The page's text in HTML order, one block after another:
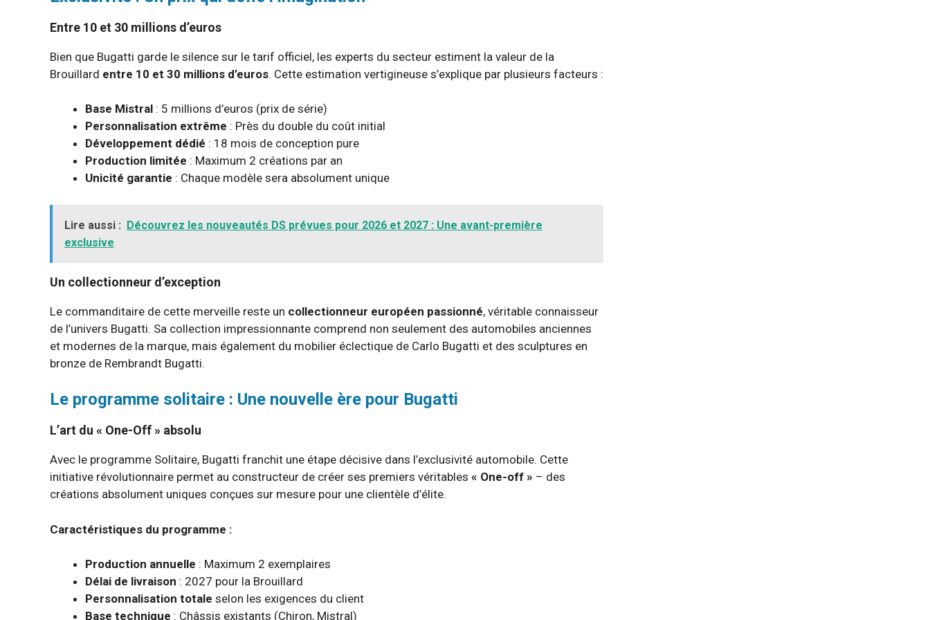
Entre 10 et 30 millions d’euros
Bien que Bugatti garde le silence sur le tarif officiel, les experts du secteur estiment la valeur de la
Brouillard entre 10 et 30 millions d’euros. Cette estimation vertigineuse s’explique par plusieurs facteurs :
Base Mistral : 5 millions d’euros (prix de série)
Personnalisation extrême : Près du double du coût initial
Développement dédié : 18 mois de conception pure
Production limitée : Maximum 2 créations par an
Unicité garantie : Chaque modèle sera absolument unique
Lire aussi : Découvrez les nouveautés DS prévues pour 2026 et 2027 : Une avant-première
exclusive
Un collectionneur d’exception
Le commanditaire de cette merveille reste un collectionneur européen passionné, véritable connaisseur
de l’univers Bugatti. Sa collection impressionnante comprend non seulement des automobiles anciennes
et modernes de la marque, mais également du mobilier éclectique de Carlo Bugatti et des sculptures en
bronze de Rembrandt Bugatti.
Le programme solitaire : Une nouvelle ère pour Bugatti
L’art du « One-Off » absolu
Avec le programme Solitaire, Bugatti franchit une étape décisive dans l’exclusivité automobile. Cette
initiative révolutionnaire permet au constructeur de créer ses premiers véritables « One-off » – des
créations absolument uniques conçues sur mesure pour une clientèle d’élite.
Caractéristiques du programme :
Production annuelle : Maximum 2 exemplaires
Délai de livraison : 2027 pour la Brouillard
Personnalisation totale selon les exigences du client
Base technique : Châssis existants (Chiron, Mistral)